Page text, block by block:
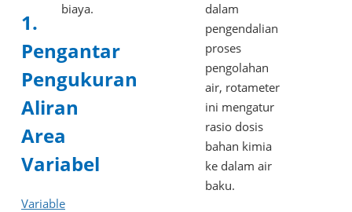
1.
Pengantar
Pengukuran
Aliran
Area
Variabel
Variable
biaya.
dalam
pengendalian
proses
pengolahan
air, rotameter
ini mengatur
rasio dosis
bahan kimia
ke dalam air
baku.